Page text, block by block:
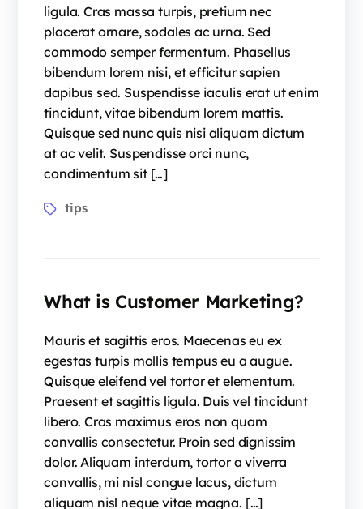
ligula. Cras massa turpis, pretium nec
placerat ornare, sodales ac urna. Sed
commodo semper fermentum. Phasellus
bibendum lorem nisi, et efficitur sapien
dapibus sed. Suspendisse iaculis erat ut enim
tincidunt, vitae bibendum lorem mattis.
Quisque sed nunc quis nisi aliquam dictum
at ac velit. Suspendisse orci nunc,
condimentum sit […]
tips
What is Customer Marketing?
Mauris et sagittis eros. Maecenas eu ex
egestas turpis mollis tempus eu a augue.
Quisque eleifend vel tortor et elementum.
Praesent et sagittis ligula. Duis vel tincidunt
libero. Cras maximus eros non quam
convallis consectetur. Proin sed dignissim
dolor. Aliquam interdum, tortor a viverra
convallis, mi nisl congue lacus, dictum
aliquam nisl neque vitae magna. […]